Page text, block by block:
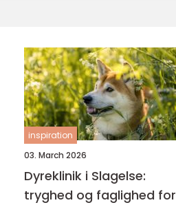
inspiration
03. March 2026
Dyreklinik i Slagelse:
tryghed og faglighed for